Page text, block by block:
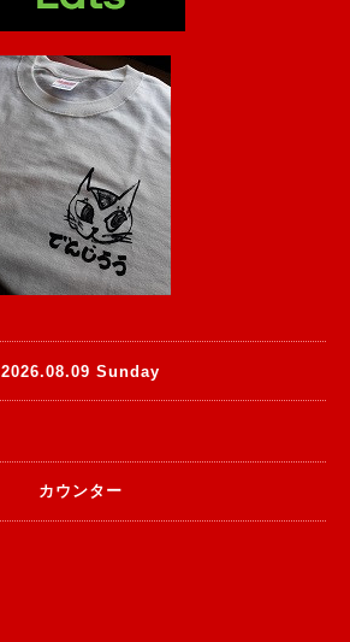
2026.08.09 Sunday
カウンター